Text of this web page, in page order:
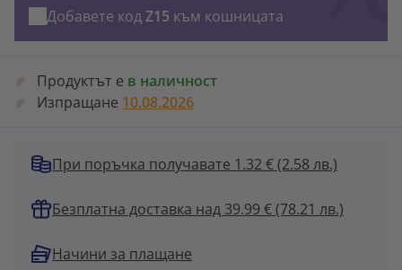
Добавете кодZ15 към кошницата
Продуктът е в наличност
Изпращане 10.08.2026
При поръчка получавате 1.32 €(2.58 лв.)
Безплатна доставка над 39.99 € (78.21 лв.)
Начини за плащане